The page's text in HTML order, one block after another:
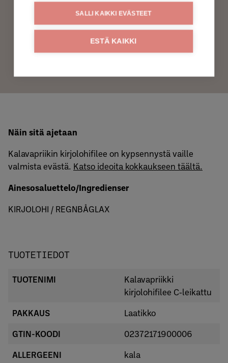
TOIVO TUOTETTA LÄHIMPÄÄN S-KAUPPAAN
TOIVO TUOTETTA LÄHIMPÄÄN K-KAUPPAAN
Näin sitä ajetaan
Kalavapriikin kirjolohifilee on kypsennystä vaille
valmista evästä. Katso ideoita kokkaukseen täältä.
Ainesosaluettelo/Ingredienser
KIRJOLOHI / REGNBÅGLAX
TUOTETIEDOT
TUOTENIMI
Kalavapriikki
kirjolohifilee C‐leikattu
PAKKAUS Laatikko
GTIN-KOODI 02372171900006
ALLERGEENI kala
SALLI KAIKKI EVÄSTEET
ESTÄ KAIKKI